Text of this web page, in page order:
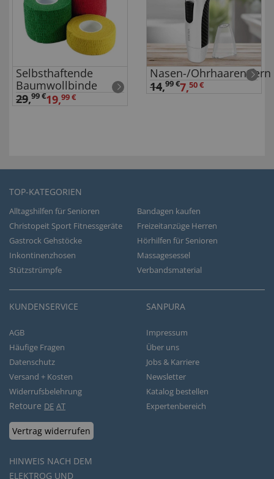
Selbsthaftende
Baumwollbinde
29,99 €19,99 €
Nasen-/
14,99 €7,50 €
TOP-KATEGORIEN
Alltagshilfen für Senioren
Bandagen kaufen
Christopeit Sport Fitnessgeräte
Freizeitanzüge Herren
Gastrock Gehstöcke
Hörhilfen für Senioren
Inkontinenzhosen
Massagesessel
Stützstrümpfe
Verbandsmaterial
KUNDENSERVICE
AGB
Häufige Fragen
Datenschutz
Versand + Kosten
Widerrufsbelehrung
Retoure DE AT
Vertrag widerrufen
HINWEIS NACH DEM
ELEKTROG UND
SANPURA
Impressum
Über uns
Jobs & Karriere
Newsletter
Katalog bestellen
Expertenbereich